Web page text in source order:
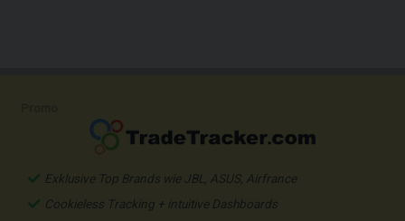
Exklusive Top Brands wie JBL, ASUS, Airfrance
Cookieless Tracking + intuitive Dashboards